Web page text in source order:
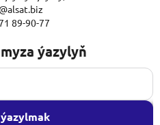
89-90-77
ýazylyň